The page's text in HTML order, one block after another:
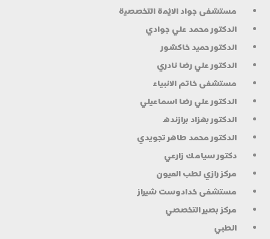
مستشفى جواد الائمة التخصصية
الدكتور محمد علي جوادي
الدكتور حميد خاكشور
الدكتور علي رضا نادري
مستشفى خاتم الانبياء
الدكتور علي رضا اسماعيلي
الدكتور بهزاد برازنده
الدكتور محمد طاهر تجويدي
دكتور سيامك زارعي
مركز رازي لطب العيون
مستشفى خدادوست شيراز
مركز بصير التخصصي
الطبي